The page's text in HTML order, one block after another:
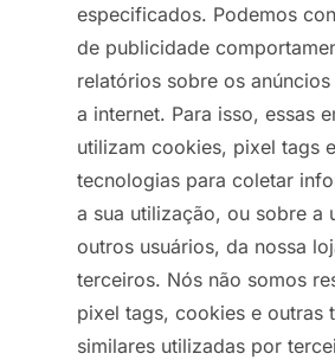
especificados. Podemos
de publicidade
relatórios sobre os
a internet. Para isso, essas
utilizam cookies, pixel tags
tecnologias para coletar
a sua utilização, ou sobre a
outros usuários, da nossa
terceiros. Nós não somos
pixel tags, cookies e outras
similares utilizadas por